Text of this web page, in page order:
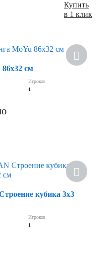
Купить
в 1 клик
см
Игроков
1
кубика 3х3
Игроков
1